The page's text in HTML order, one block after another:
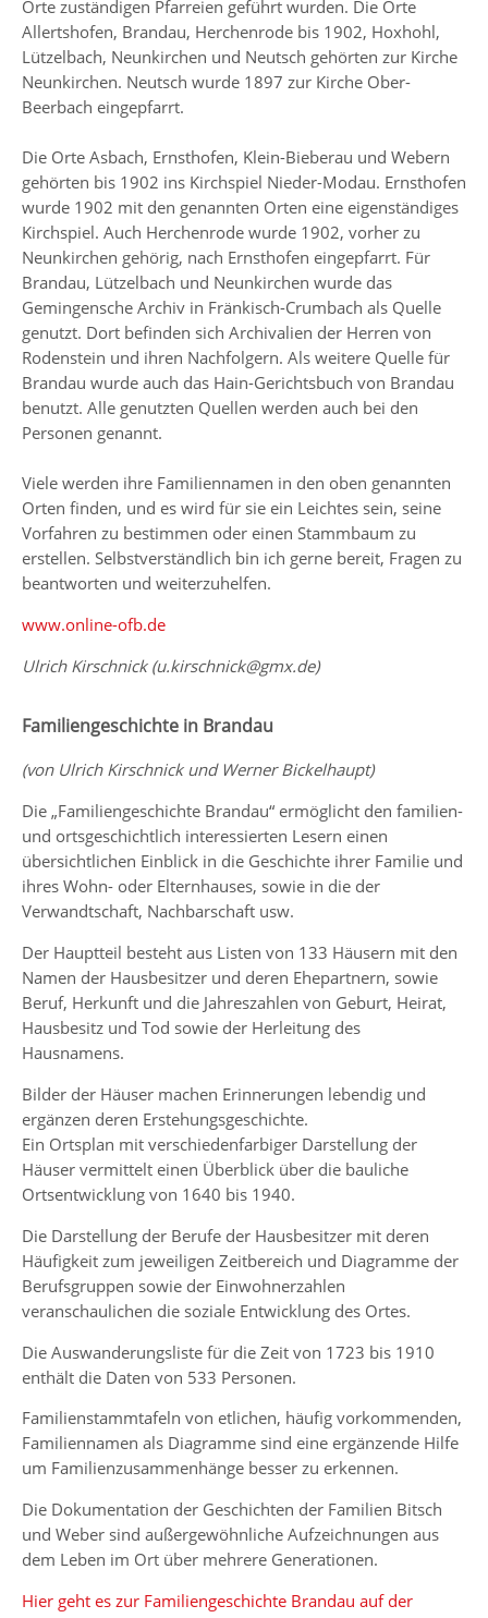
Orte zuständigen Pfarreien geführt wurden. Die Orte
Allertshofen, Brandau, Herchenrode bis 1902, Hoxhohl,
Lützelbach, Neunkirchen und Neutsch gehörten zur Kirche
Neunkirchen. Neutsch wurde 1897 zur Kirche Ober-
Beerbach eingepfarrt.
Die Orte Asbach, Ernsthofen, Klein-Bieberau und Webern
gehörten bis 1902 ins Kirchspiel Nieder-Modau. Ernsthofen
wurde 1902 mit den genannten Orten eine eigenständiges
Kirchspiel. Auch Herchenrode wurde 1902, vorher zu
Neunkirchen gehörig, nach Ernsthofen eingepfarrt. Für
Brandau, Lützelbach und Neunkirchen wurde das
Gemingensche Archiv in Fränkisch-Crumbach als Quelle
genutzt. Dort befinden sich Archivalien der Herren von
Rodenstein und ihren Nachfolgern. Als weitere Quelle für
Brandau wurde auch das Hain-Gerichtsbuch von Brandau
benutzt. Alle genutzten Quellen werden auch bei den
Personen genannt.
Viele werden ihre Familiennamen in den oben genannten
Orten finden, und es wird für sie ein Leichtes sein, seine
Vorfahren zu bestimmen oder einen Stammbaum zu
erstellen. Selbstverständlich bin ich gerne bereit, Fragen zu
beantworten und weiterzuhelfen.
www.online-ofb.de
Ulrich Kirschnick (u.kirschnick@gmx.de)
Familiengeschichte in Brandau
(von Ulrich Kirschnick und Werner Bickelhaupt)
Die „Familiengeschichte Brandau“ ermöglicht den familien-
und ortsgeschichtlich interessierten Lesern einen
übersichtlichen Einblick in die Geschichte ihrer Familie und
ihres Wohn- oder Elternhauses, sowie in die der
Verwandtschaft, Nachbarschaft usw.
Der Hauptteil besteht aus Listen von 133 Häusern mit den
Namen der Hausbesitzer und deren Ehepartnern, sowie
Beruf, Herkunft und die Jahreszahlen von Geburt, Heirat,
Hausbesitz und Tod sowie der Herleitung des
Hausnamens.
Bilder der Häuser machen Erinnerungen lebendig und
ergänzen deren Erstehungsgeschichte.
Ein Ortsplan mit verschiedenfarbiger Darstellung der
Häuser vermittelt einen Überblick über die bauliche
Ortsentwicklung von 1640 bis 1940.
Die Darstellung der Berufe der Hausbesitzer mit deren
Häufigkeit zum jeweiligen Zeitbereich und Diagramme der
Berufsgruppen sowie der Einwohnerzahlen
veranschaulichen die soziale Entwicklung des Ortes.
Die Auswanderungsliste für die Zeit von 1723 bis 1910
enthält die Daten von 533 Personen.
Familienstammtafeln von etlichen, häufig vorkommenden,
Familiennamen als Diagramme sind eine ergänzende Hilfe
um Familienzusammenhänge besser zu erkennen.
Die Dokumentation der Geschichten der Familien Bitsch
und Weber sind außergewöhnliche Aufzeichnungen aus
dem Leben im Ort über mehrere Generationen.
Hier geht es zur Familiengeschichte Brandau auf der